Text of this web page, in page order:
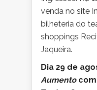
venda no site
bilheteria do
shoppings
Jaqueira.
Dia 29 de
Aumentocom